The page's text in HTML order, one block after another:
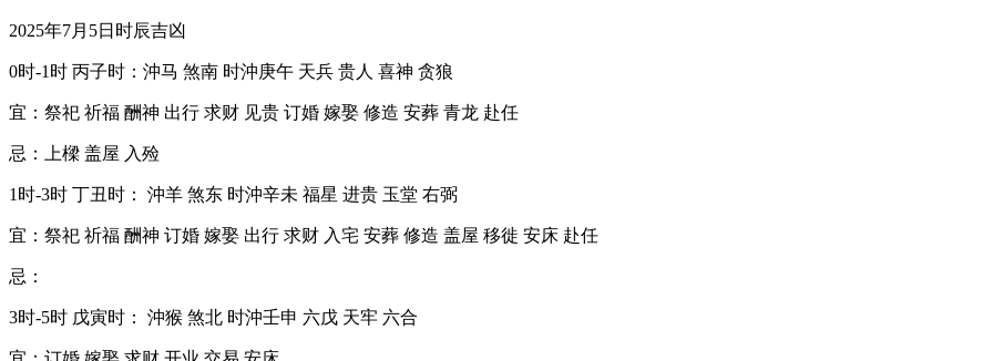
2025年7月5日时辰吉凶
0时-1时 丙子时：沖马 煞南 时沖庚午 天兵 贵人 喜神 贪狼
宜：祭祀 祈福 酬神 出行 求财 见贵 订婚 嫁娶 修造 安葬 青龙 赴任
忌：上樑 盖屋 入殓
1时-3时 丁丑时： 沖羊 煞东 时沖辛未 福星 进贵 玉堂 右弼
宜：祭祀 祈福 酬神 订婚 嫁娶 出行 求财 入宅 安葬 修造 盖屋 移徙 安床 赴任
忌：
3时-5时 戊寅时： 沖猴 煞北 时沖壬申 六戊 天牢 六合